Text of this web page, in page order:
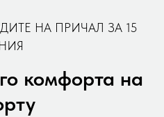
НА ПРИЧАЛ ЗА 15
комфорта на